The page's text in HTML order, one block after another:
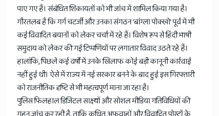
पाए गए हैं। संबंधित शिकायतों को भी जांच में शामिल किया गया है।
गौरतलब है कि गर्ग चटर्जी और उनका संगठन ‘बांग्ला पोक्खो’ पूर्व में भी
कई विवादित बयानों को लेकर चर्चा में रहे हैं। विशेष रूप से हिंदी भाषी
समुदाय को लेकर की गई टिप्पणियों पर लगातार विवाद उठते रहे हैं।
हालांकि, पिछले कई वर्षों में उनके खिलाफ कोई बड़ी कानूनी कार्रवाई
नहीं हुई थी। ऐसे में राज्य में नई सरकार बनने के बाद हुई इस गिरफ्तारी
को राजनीतिक दृष्टि से भी महत्वपूर्ण माना जा रहा है।
पुलिस फिलहाल डिजिटल साक्ष्यों और सोशल मीडिया गतिविधियों की